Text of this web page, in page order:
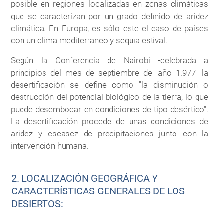
posible en regiones localizadas en zonas climáticas
que se caracterizan por un grado definido de aridez
climática. En Europa, es sólo este el caso de países
con un clima mediterráneo y sequía estival.
Según la Conferencia de Nairobi -celebrada a
principios del mes de septiembre del año 1.977- la
desertificación se define como "la disminución o
destrucción del potencial biológico de la tierra, lo que
puede desembocar en condiciones de tipo desértico".
La desertificación procede de unas condiciones de
aridez y escasez de precipitaciones junto con la
intervención humana.
2. LOCALIZACIÓN GEOGRÁFICA Y
CARACTERÍSTICAS GENERALES DE LOS
DESIERTOS: